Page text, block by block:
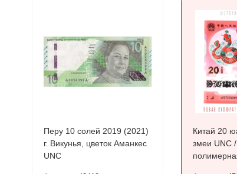
Перу 10 солей 2019 (2021)
г. Викунья, цветок Аманкес
UNC
Китай 20
змеи UNC